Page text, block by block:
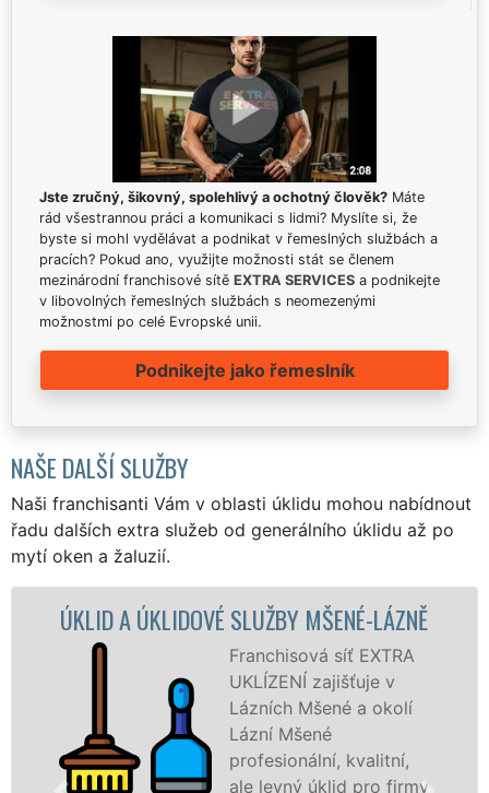
Jste zručný, šikovný, spolehlivý a ochotný člověk? Máte
rád všestrannou práci a komunikaci s lidmi? Myslíte si, že
byste si mohl vydělávat a podnikat v řemeslných službách a
pracích? Pokud ano, využijte možnosti stát se členem
mezinárodní franchisové sítě EXTRA SERVICES a podnikejte
v libovolných řemeslných službách s neomezenými
možnostmi po celé Evropské unii.
Podnikejte jako řemeslník
NAŠE DALŠÍ SLUŽBY
Naši franchisanti Vám v oblasti úklidu mohou nabídnout
řadu dalších extra služeb od generálního úklidu až po
mytí oken a žaluzií.
SLUŽBY MŠENÉ-LÁZNĚ
Franchisová síť EXTRA
UKLÍZENÍ zajišťuje v
Lázních Mšené a okolí
Lázní Mšené
profesionální, kvalitní,
ale levný úklid pro firmy